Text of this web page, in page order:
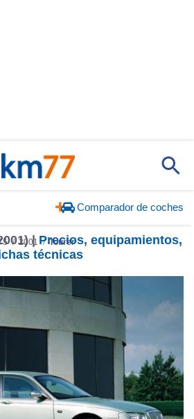
Comparador de coches
2001 Tourer
| Precios, equipamientos,
técnicas